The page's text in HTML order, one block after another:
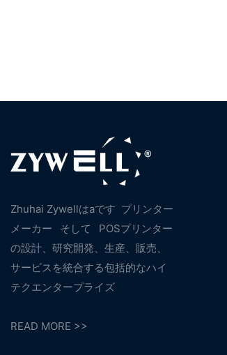
Zhuhai Zywellはaです プリンター
メーカー
そして
POSプリンター
の設計、研究開発、生産、販売、
サービスを統合する包括的なハイ
テクエンタープライズ
READ MORE >>